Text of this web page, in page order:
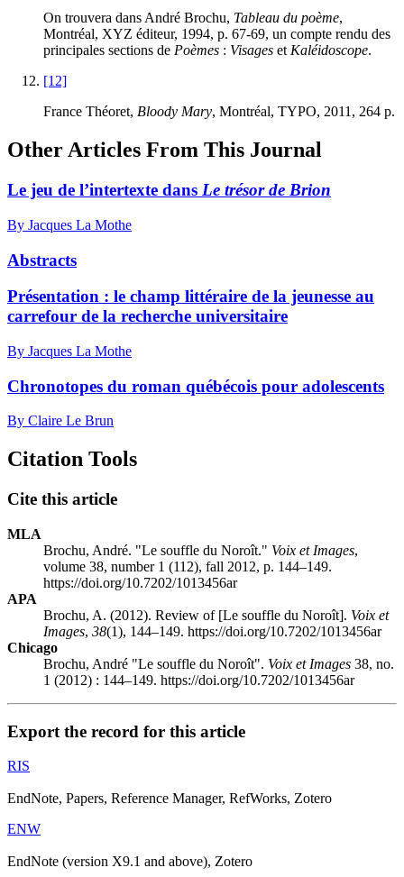
On trouvera dans André Brochu, Tableau du poème,
Montréal, XYZ éditeur, 1994, p. 67-69, un compte rendu des
principales sections de Poèmes : Visages et Kaléidoscope.
[12]
France Théoret, Bloody Mary, Montréal, TYPO, 2011, 264 p.
Other Articles From This Journal
Le jeu de l’intertexte dans Le trésor de Brion
By Jacques La Mothe
Abstracts
Présentation : le champ littéraire de la jeunesse au
carrefour de la recherche universitaire
By Jacques La Mothe
Chronotopes du roman québécois pour adolescents
By Claire Le Brun
Citation Tools
Cite this article
MLA
Brochu, André. "Le souffle du Noroît." Voix et Images,
volume 38, number 1 (112), fall 2012, p. 144–149.
https://doi.org/10.7202/1013456ar
APA
Brochu, A. (2012). Review of [Le souffle du Noroît]. Voix et
Images, 38(1), 144–149. https://doi.org/10.7202/1013456ar
Chicago
Brochu, André "Le souffle du Noroît". Voix et Images 38, no.
1 (2012) : 144–149. https://doi.org/10.7202/1013456ar
Export the record for this article
RIS
EndNote, Papers, Reference Manager, RefWorks, Zotero
ENW
EndNote (version X9.1 and above), Zotero